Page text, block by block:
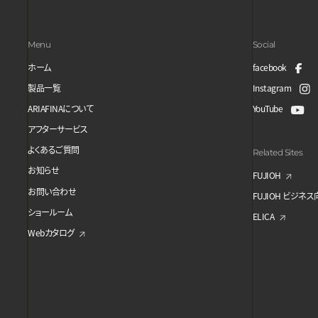
Menu
ホーム
製品一覧
ARIAFINAについて
アフターサービス
よくあるご質問
お知らせ
お問い合わせ
ショールーム
Webカタログ
Social
facebook
Instagram
YouTube
Related Sites
FUJIOH
FUJIOH ビジネス
ELICA